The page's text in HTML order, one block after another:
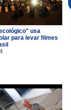
usa
para levar filmes